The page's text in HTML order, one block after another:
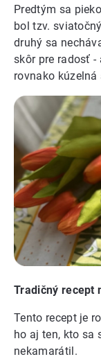
Predtým sa
bol tzv.
druhý sa
skôr pre radosť -
rovnako
Tradičný recept
Tento recept je
ho aj ten, kto sa
nekamarátil.